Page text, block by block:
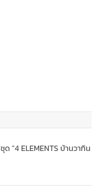
“4 ELEMENTS บ้านวาทิน